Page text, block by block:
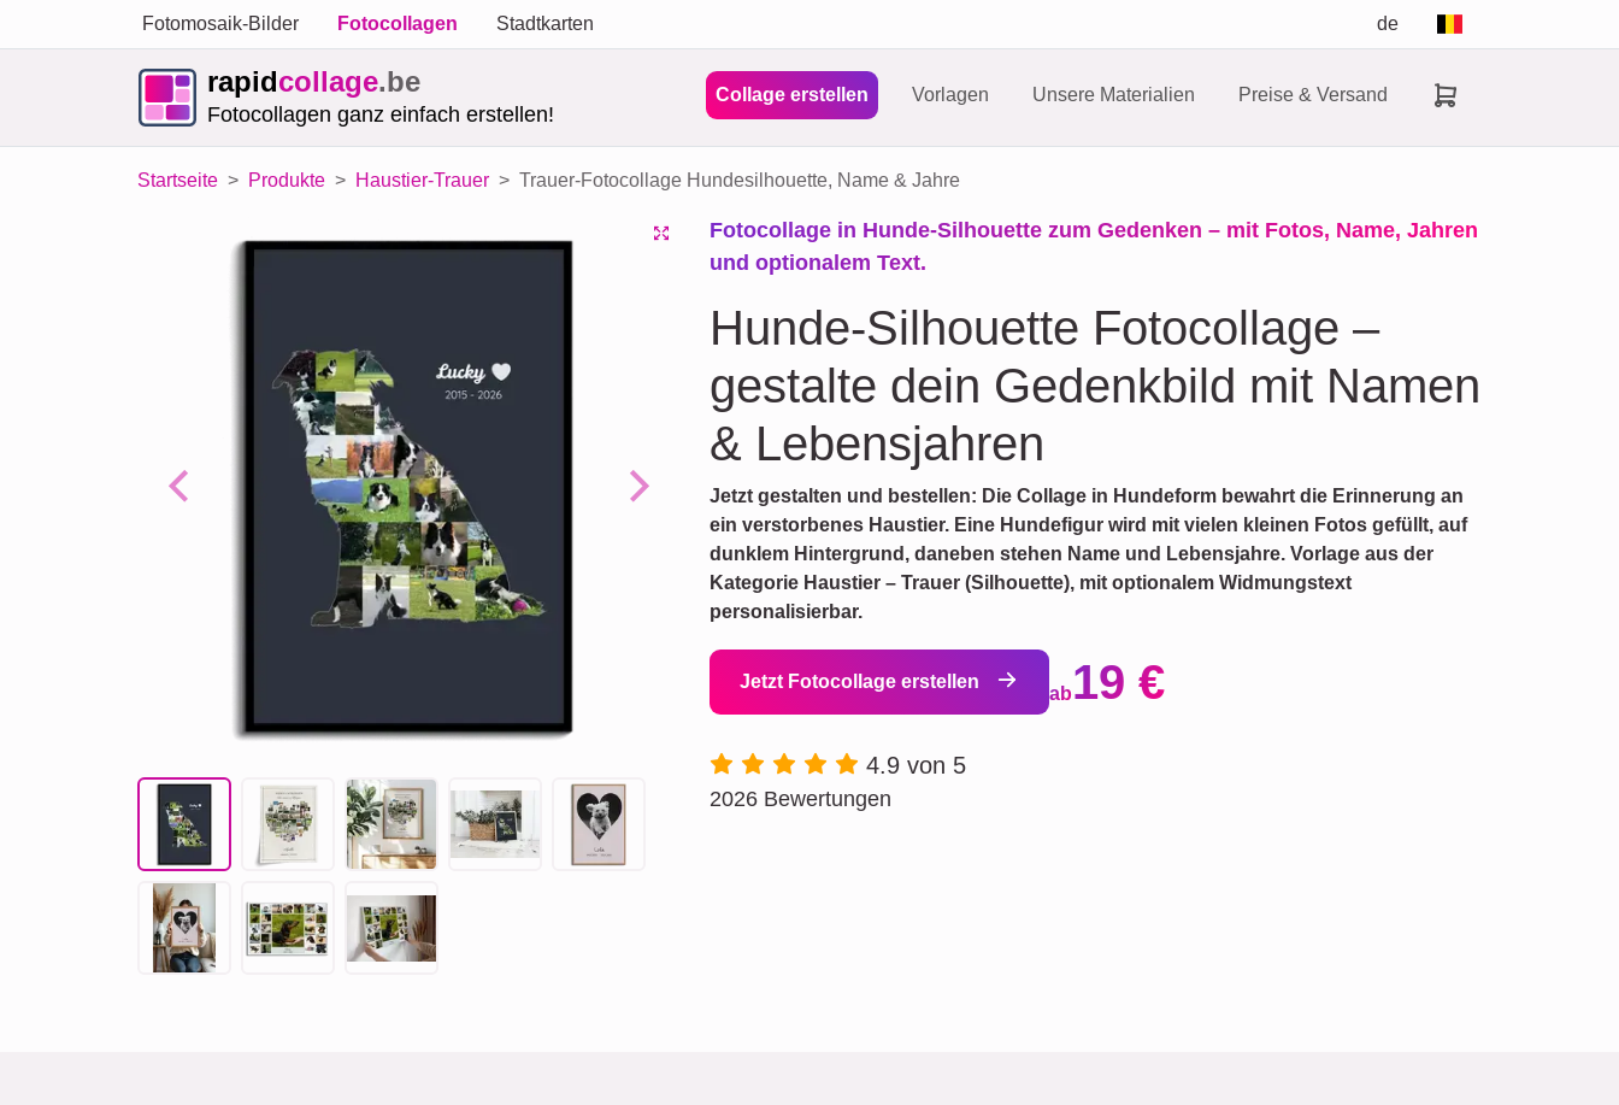
Fotomosaik-Bilder Fotocollagen Stadtkarten de
rapidcollage.be
Fotocollagen ganz einfach erstellen!
Collage erstellen Vorlagen Unsere Materialien Preise & Versand
Startseite Produkte Haustier-Trauer Trauer-Fotocollage Hundesilhouette, Name & Jahre
Previous Next
Fotocollage in Hunde-Silhouette zum Gedenken – mit Fotos, Name, Jahren
und optionalem Text.
Hunde-Silhouette Fotocollage –
gestalte dein Gedenkbild mit Namen
& Lebensjahren
Jetzt gestalten und bestellen: Die Collage in Hundeform bewahrt die Erinnerung an
ein verstorbenes Haustier. Eine Hundefigur wird mit vielen kleinen Fotos gefüllt, auf
dunklem Hintergrund, daneben stehen Name und Lebensjahre. Vorlage aus der
Kategorie Haustier – Trauer (Silhouette), mit optionalem Widmungstext
personalisierbar.
Jetzt Fotocollage erstellen
ab19 €
4.9 von 5
2026 Bewertungen